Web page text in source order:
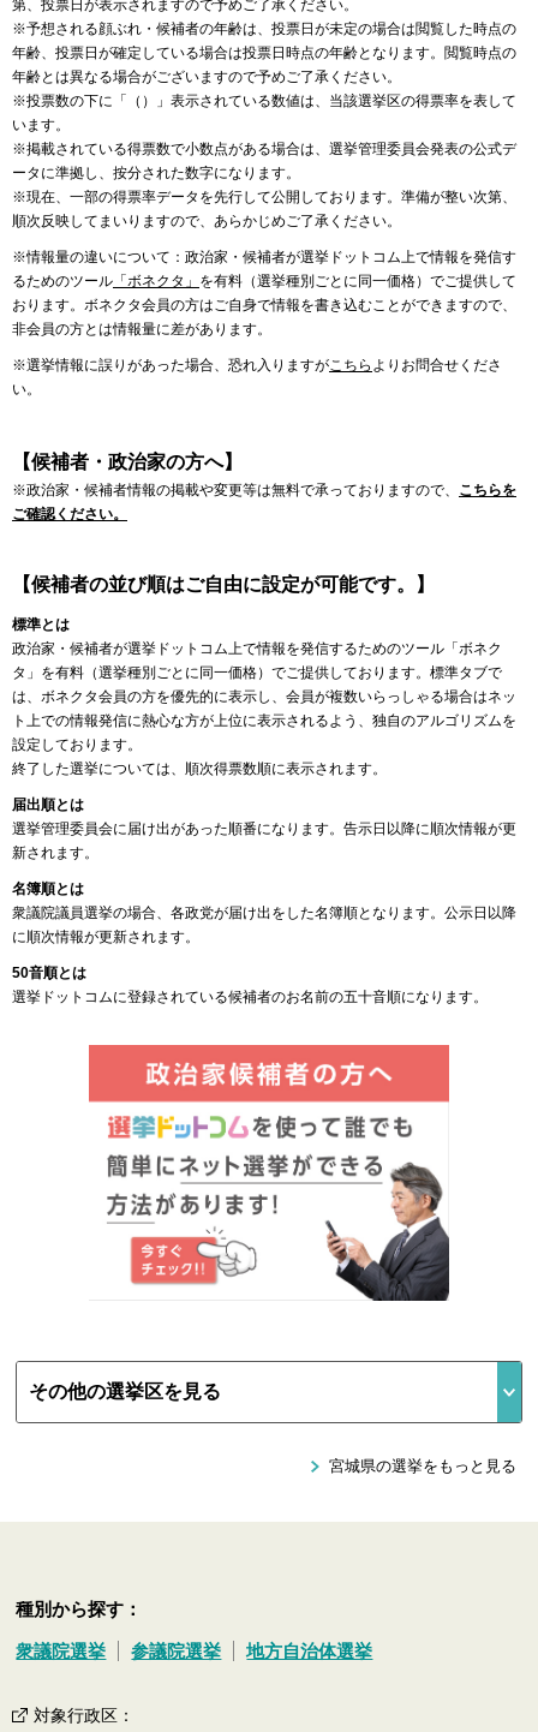
第、投票日が表示されますので予めご了承ください。
※予想される顔ぶれ・候補者の年齢は、投票日が未定の場合は閲覧した時点の
年齢、投票日が確定している場合は投票日時点の年齢となります。閲覧時点の
年齢とは異なる場合がございますので予めご了承ください。
※投票数の下に「（）」表示されている数値は、当該選挙区の得票率を表して
います。
※掲載されている得票数で小数点がある場合は、選挙管理委員会発表の公式デ
ータに準拠し、按分された数字になります。
※現在、一部の得票率データを先行して公開しております。準備が整い次第、
順次反映してまいりますので、あらかじめご了承ください。
※情報量の違いについて：政治家・候補者が選挙ドットコム上で情報を発信す
るためのツール 「ボネクタ」 を有料（選挙種別ごとに同一価格）でご提供して
おります。ボネクタ会員の方はご自身で情報を書き込むことができますので、
非会員の方とは情報量に差があります。
※選挙情報に誤りがあった場合、恐れ入りますがこちら よりお問合せくださ
い。
【候補者・政治家の方へ】
※政治家・候補者情報の掲載や変更等は無料で承っておりますので、 こちらを
ご確認ください。
【候補者の並び順はご自由に設定が可能です。】
標準とは
政治家・候補者が選挙ドットコム上で情報を発信するためのツール「ボネク
タ」を有料（選挙種別ごとに同一価格）でご提供しております。標準タブで
は、ボネクタ会員の方を優先的に表示し、会員が複数いらっしゃる場合はネッ
ト上での情報発信に熱心な方が上位に表示されるよう、独自のアルゴリズムを
設定しております。
終了した選挙については、順次得票数順に表示されます。
届出順とは
選挙管理委員会に届け出があった順番になります。告示日以降に順次情報が更
新されます。
名簿順とは
衆議院議員選挙の場合、各政党が届け出をした名簿順となります。公示日以降
に順次情報が更新されます。
50音順とは
選挙ドットコムに登録されている候補者のお名前の五十音順になります。
宮城県の選挙をもっと見る
種別から探す：
衆議院選挙 参議院選挙 地方自治体選挙
対象行政区 ：